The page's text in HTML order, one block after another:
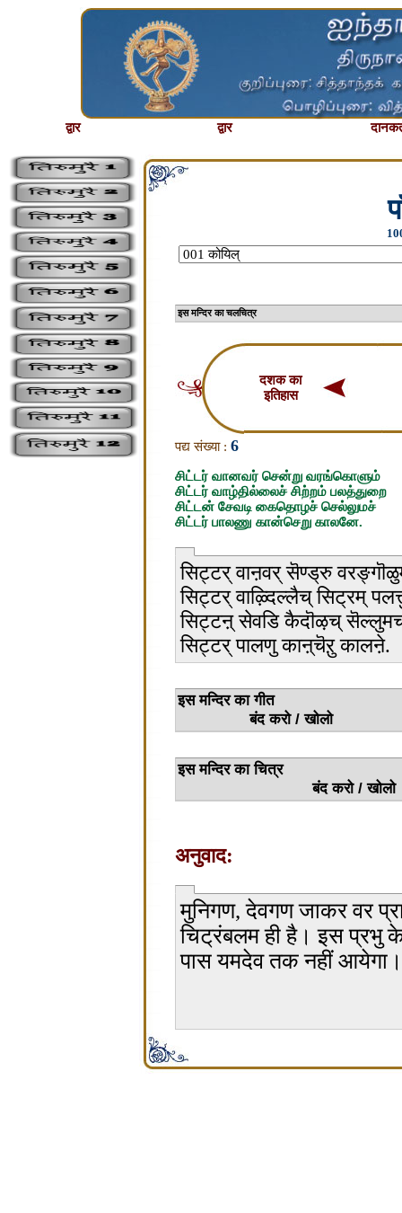
द्वार द्वार
इस मन्दिर का
दशक का
इतिहास
पद्य संख्या : 6
சிட்டர் வானவர் சென்று வரங்கொளும்
சிட்டர் வாழ்தில்லைச் சிற்றம் பலத்துறை
சிட்டன் சேவடி கைதொழச் செல்லுமச்
சிட்டர் பாலணு கான்செறு காலனே.
सिट्टर् वाऩवर् सॆण्ड्रु
सिट्टर् वाऴ्दिल्लैच् सिट्रम्
सिट्टऩ् सेवडि कैदॊऴच्
सिट्टर् पालणु काऩ्चॆऱु कालऩे.
इस
बंद करो / खोलो
इस
बंद करो / खोलो
अनुवाद:
मुनिगण, देवगण जाकर वर
चिट्रंबलम ही है। इस प्रभु
पास यमदेव तक नहीं आयेगा।